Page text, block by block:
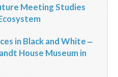
Meeting Studies
in Black and White ‒
House Museum in